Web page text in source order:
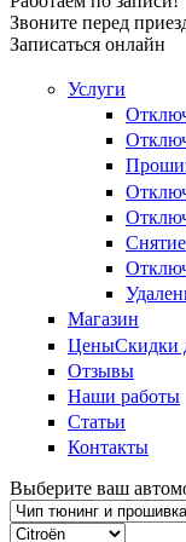
Звоните перед
Записаться онлайн
Услуги
Магазин
ЦеныСкидки
Отзывы
Наши работы
Статьи
Контакты
Выберите ваш